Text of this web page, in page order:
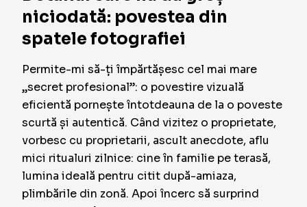
niciodată: povestea din
spatele fotografiei
Permite-mi să-ți împărtășesc cel mai mare
„secret profesional”: o povestire vizuală
eficientă pornește întotdeauna de la o poveste
scurtă și autentică. Când vizitez o proprietate,
vorbesc cu proprietarii, ascult anecdote, aflu
mici ritualuri zilnice: cine în familie pe terasă,
lumina ideală pentru citit după-amiaza,
plimbările din zonă. Apoi încerc să surprind